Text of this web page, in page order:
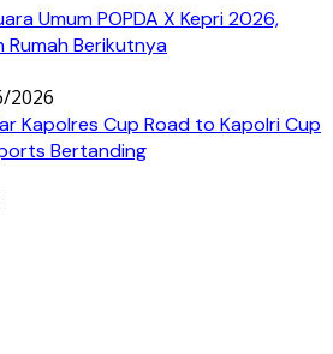
Umum POPDA X Kepri 2026,
Rumah Berikutnya
2026
Kapolres Cup Road to Kapolri Cup
Bertanding